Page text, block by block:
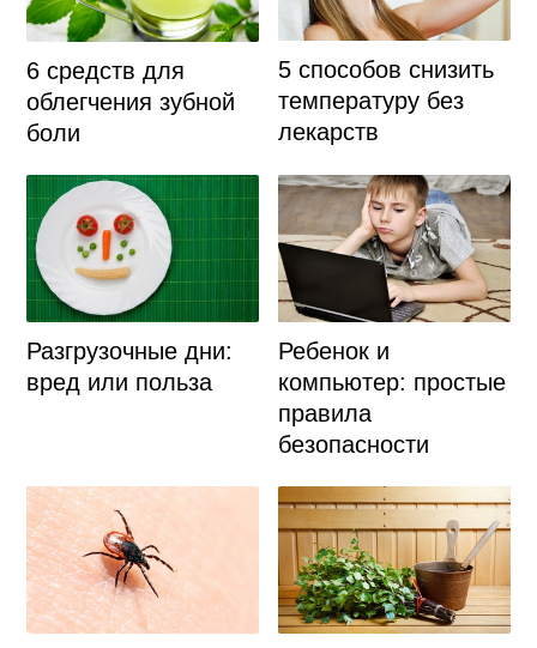
6 средств для
облегчения зубной
боли
5 способов снизить
температуру без
лекарств
Разгрузочные дни:
вред или польза
Ребенок и
компьютер: простые
правила
безопасности